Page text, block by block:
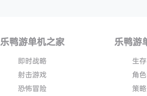
乐鸭游单机之家
即时战略
射击游戏
恐怖冒险
乐鸭游
生
角
策